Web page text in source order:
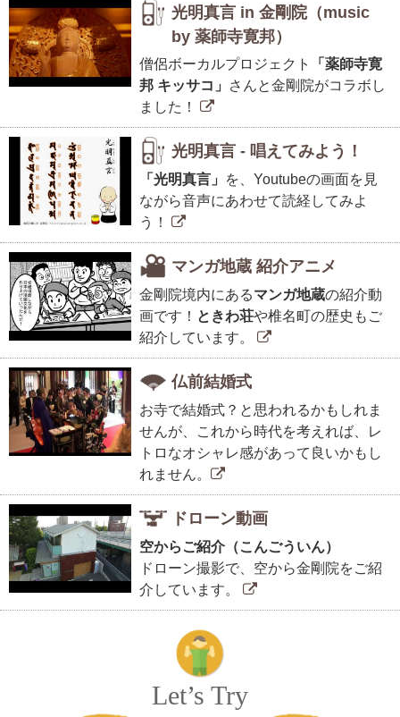
光明真言 in 金剛院（music
by 薬師寺寛邦）
僧侶ボーカルプロジェクト
「薬師寺寛
邦 キッサコ」
さんと金剛院がコラボし
ました！
光明真言 - 唱えてみよう！
「光明真言」
を、Youtubeの画面を見
ながら音声にあわせて読経してみよ
う！
マンガ地蔵 紹介アニメ
金剛院境内にあるマンガ地蔵の紹介動
画です！ ときわ荘や椎名町の歴史もご
紹介しています。
仏前結婚式
お寺で結婚式？と思われるかもしれま
せんが、これから時代を考えれば、レ
トロなオシャレ感があって良いかもし
れません。
ドローン動画
空からご紹介（こんごういん）
ドローン撮影で、空から金剛院をご紹
介しています。
Let’s Try